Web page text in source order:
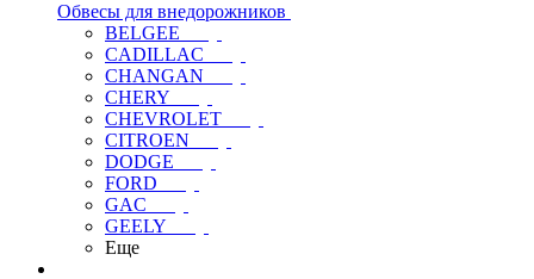
Обвесы для внедорожников
BELGEE
CADILLAC
CHANGAN
CHERY
CHEVROLET
CITROEN
DODGE
FORD
GAC
GEELY
Еще